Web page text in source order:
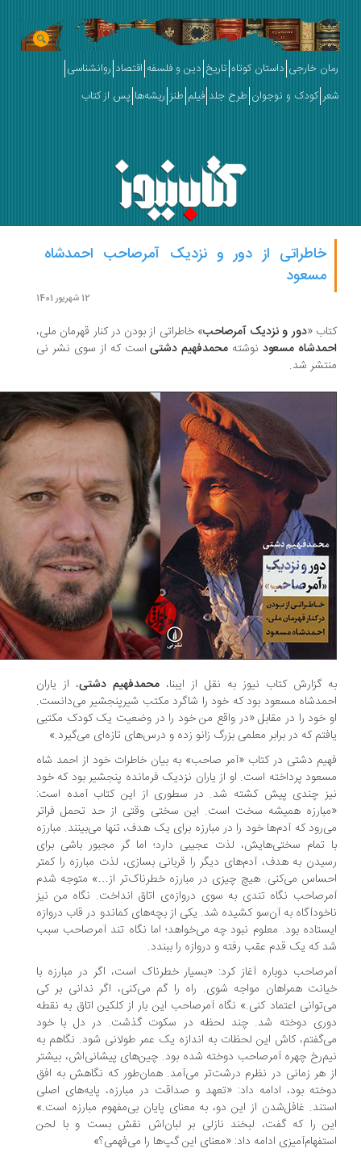
خارجی داستان کوتاه تاریخ دین و فلسفه اقتصاد روانشناسی
کودک و نوجوان طرح جلد فیلم طنز ریشه‌ها پس از کتاب
خاطراتی از دور و نزدیک آمرصاحب احمدشاه
مسعود
دور و نزدیک آمرصاحب» خاطراتی از بودن در کنار قهرمان ملی،
مسعود نوشته‌ محمدفهیم دشتیاست که از سوی نشر نی
شد.
گزارش کتاب نیوز به نقل از ایبنا،محمدفهیم دشتی ، از یاران
مسعود بود که خود را شاگرد مکتب شیرپنجشیر می‌دانست.
خود را در مقابل «در واقع من خود را در وضعیت یک کودک مکتبی
که در برابر معلمی بزرگ زانو زده و درس‌های تازه‌ای می‌گیرد.»
دشتی در کتاب «آمر صاحب» به بیان خاطرات خود از احمد شاه
پرداخته است. او از یاران نزدیک فرمانده پنجشیر بود که خود
چندی پیش کشته شد. در سطوری از این کتاب آمده است:
همیشه سخت است. این سختی وقتی از حد تحمل فراتر
که آدم‌ها خود را در مبارزه برای یک هدف، تنها می‌بینند. مبارزه
تمام سختی‌هایش، لذت عجیبی دارد؛ اما گر مجبور باشی برای
به هدف، آدم‌های دیگر را قربانی بسازی، لذت مبارزه را کمتر
می‌کنی. هیچ چیزی در مبارزه خطرناک‌تر از…» متوجه شدم
نگاه تندی به سوی دروازه‌ی اتاق انداخت. نگاه من نیز
به آن‌سو کشیده شد. یکی از بچه‌های کماندو در قاب دروازه
بود. معلوم نبود چه می‌خواهد؛ اما نگاه تند آمرصاحب سبب
که یک قدم عقب رفته و دروازه را ببندد.
دوباره آغاز کرد: «بسیار خطرناک است، اگر در مبارزه با
همراهان مواجه شوی. راه را گم می‌کنی، اگر ندانی بر کی
اعتماد کنی.» نگاه آمرصاحب این بار از کلکین اتاق به نقطه‌
دوخته شد. چند لحظه در سکوت گذشت. در دل با خود
کاش این لحظات به اندازه‌ یک عمر طولانی شود. نگاهم به
چهره‌ آمرصاحب دوخته شده بود. چین‌های پیشانی‌اش، بیشتر
هر زمانی در نظرم درشت‌تر می‌آمد. همان‌طور که نگاهش به افق
بود، ادامه داد: «تعهد و صداقت در مبارزه، پایه‌های اصلی
غافل‌شدن از این دو، به معنای پایان بی‌مفهوم مبارزه است.»
را که گفت، لبخند نازلی بر لبان‌اش نقش بست و با لحن
ادامه داد: «معنای این گپ‌ها را می‌فهمی؟»